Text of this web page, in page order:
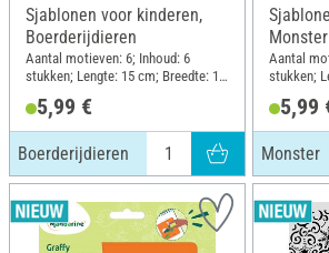
Sjablonen voor kinderen,
Boerderijdieren
Aantal motieven: 6; Inhoud: 6
stukken; Lengte: 15 cm; Breedte: 15
5,99 €
Boerderijdieren
Monster
Aantal
stukken;
5,99
Monster